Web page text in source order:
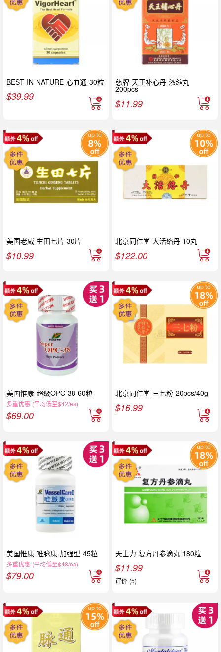
BEST IN NATURE 心血通 30粒
$39.99
慈牌 天王补心丹 浓缩丸
200pcs
$11.99
美国老威 生田七片 30片
$10.99
北京同仁堂 大活络丹 10丸
$122.00
美国惟康 超级OPC-38 60粒
多重优惠 (平均低至$42/ea)
$69.00
北京同仁堂 三七粉 20pcs/40g
$16.99
美国惟康 唯脉康 加强型 45粒
多重优惠 (平均低至$48/ea)
$79.00
天士力 复方丹参滴丸 180粒
$11.99
评价 (5)